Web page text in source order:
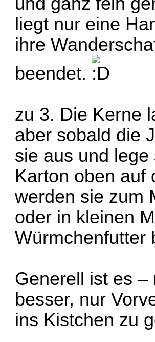
liegt nur eine
ihre
beendet.
zu 3. Die Kerne
aber sobald die
sie aus und
Karton oben auf
werden sie zum
oder in kleinen
Würmchenfutter
Generell ist es –
besser, nur
ins Kistchen zu